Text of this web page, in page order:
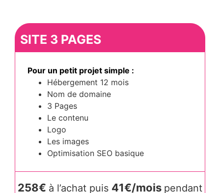
SITE 3 PAGES
Pour un petit projet simple :
Hébergement 12 mois
Nom de domaine
3 Pages
Le contenu
Logo
Les images
Optimisation SEO basique
258€ à l’achat puis 41€/mois pendant